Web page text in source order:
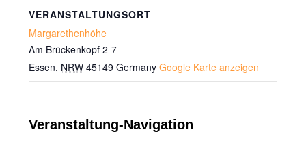
VERANSTALTUNGSORT
Margarethenhöhe
Am Brückenkopf 2-7
Essen, NRW 45149 Germany Google Karte anzeigen
Veranstaltung-Navigation